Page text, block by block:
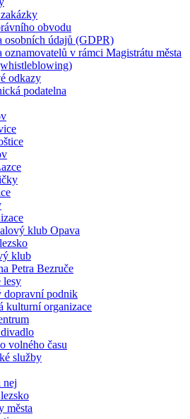
obvodu
osobních údajů (GDPR)
oznamovatelů v rámci Magistrátu města
odkazy
podatelna
klub Opava
klub
Petra Bezruče
lesy
dopravní podnik
kulturní organizace
volného času
služby
nej
města